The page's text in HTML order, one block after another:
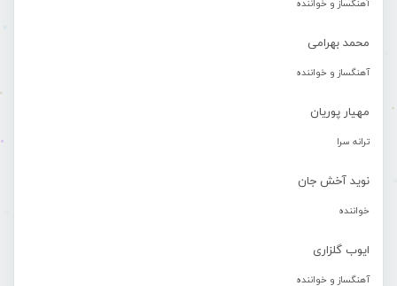
آهنگساز و خواننده
محمد بهرامی
آهنگساز و خواننده
مهیار پوریان
ترانه سرا
نوید آخش جان
خواننده
ایوب گلزاری
آهنگساز و خواننده